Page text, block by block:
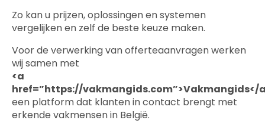
Zo kan u prijzen, oplossingen en systemen
vergelijken en zelf de beste keuze maken.
Voor de verwerking van offerteaanvragen werken
wij samen met
<a
href=”https://vakmangids.com”>Vakmangids</
een platform dat klanten in contact brengt met
erkende vakmensen in België.